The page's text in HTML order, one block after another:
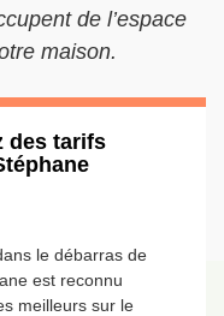
de l’espace
maison.
des tarifs
le débarras de
est reconnu
meilleurs sur le